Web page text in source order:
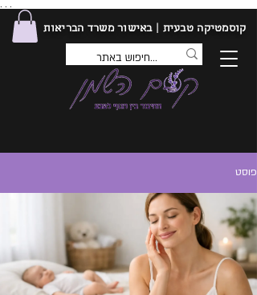
קוסמטיקה טבעית | באישור משרד הבריאות
פוסט